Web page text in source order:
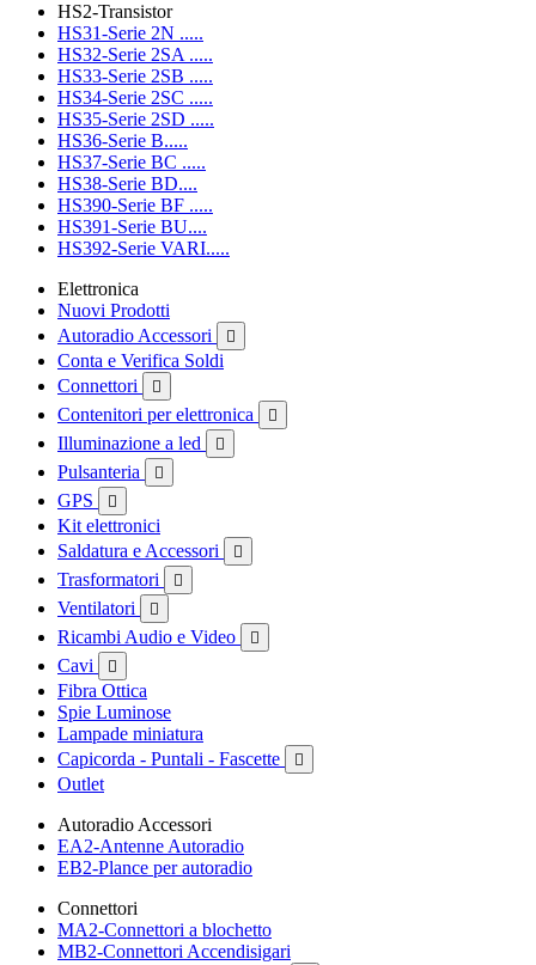
HS2-Transistor
HS31-Serie 2N .....
HS32-Serie 2SA .....
HS33-Serie 2SB .....
HS34-Serie 2SC .....
HS35-Serie 2SD .....
HS36-Serie B.....
HS37-Serie BC .....
HS38-Serie BD....
HS390-Serie BF .....
HS391-Serie BU....
HS392-Serie VARI.....
Elettronica
Nuovi Prodotti
Autoradio Accessori

Conta e Verifica Soldi
Connettori

Contenitori per elettronica 
Illuminazione a led 
Pulsanteria 
GPS 
Kit elettronici
Saldatura e Accessori

Trasformatori 
Ventilatori 
Ricambi Audio e Video 
Cavi 
Fibra Ottica
Spie Luminose
Lampade miniatura
Capicorda - Puntali - Fascette

Outlet
Autoradio Accessori
EA2-Antenne Autoradio
EB2-Plance per autoradio
Connettori
MA2-Connettori a blochetto
MB2-Connettori Accendisigari